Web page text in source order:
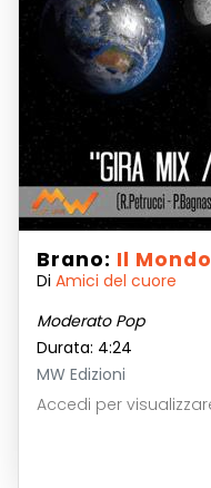
Brano: Il
Di Amici del cuore
Moderato Pop
Durata: 4:24
MW Edizioni
Accedi per